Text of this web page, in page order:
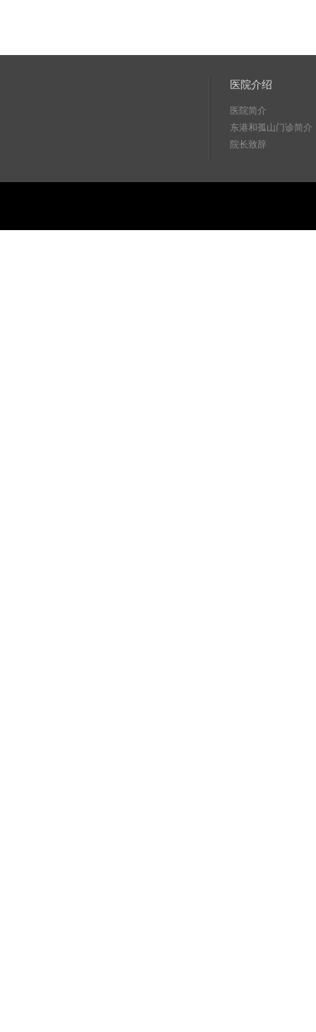
医院介绍
医院简介
东港和孤山门诊简介
院长致辞